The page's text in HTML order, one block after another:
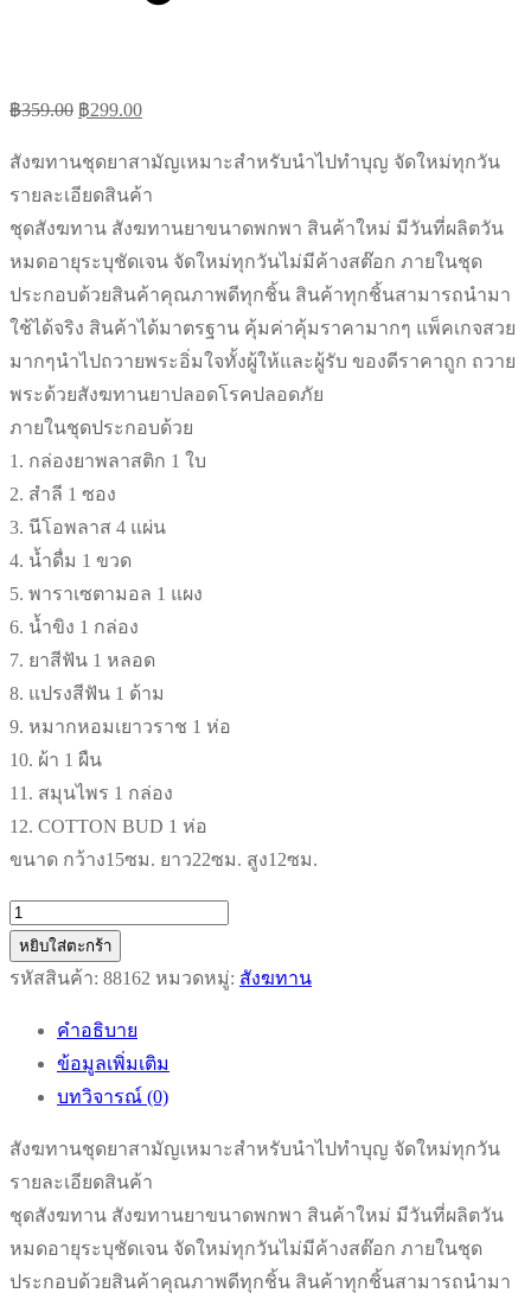
฿359.00 Original
was:
฿359.00.
฿299.00Current
is:
฿299.00.
สังฆทานชุดยาสามัญเหมาะสำหรับนำไปทำบุญ จัดใหม่ทุกวัน
รายละเอียดสินค้า
ชุดสังฆทาน สังฆทานยาขนาดพกพา สินค้าใหม่ มีวันที่ผลิตวัน
หมดอายุระบุชัดเจน จัดใหม่ทุกวันไม่มีค้างสต๊อก ภายในชุด
ประกอบด้วยสินค้าคุณภาพดีทุกชิ้น สินค้าทุกชิ้นสามารถนำมา
ใช้ได้จริง สินค้าได้มาตรฐาน คุ้มค่าคุ้มราคามากๆ แพ็คเกจสวย
มากๆนำไปถวายพระอิ่มใจทั้งผู้ให้และผู้รับ ของดีราคาถูก ถวาย
พระด้วยสังฆทานยาปลอดโรคปลอดภัย
ภายในชุดประกอบด้วย
1. กล่องยาพลาสติก 1 ใบ
2. สำลี 1 ซอง
3. นีโอพลาส 4 แผ่น
4. น้ำดื่ม 1 ขวด
5. พาราเซตามอล 1 แผง
6. น้ำขิง 1 กล่อง
7. ยาสีฟัน 1 หลอด
8. แปรงสีฟัน 1 ด้าม
9. หมากหอมเยาวราช 1 ห่อ
10. ผ้า 1 ผืน
11. สมุนไพร 1 กล่อง
12. COTTON BUD 1 ห่อ
ขนาด กว้าง15ซม. ยาว22ซม. สูง12ซม.
จำนวน
สังฆทาน
ชุด
สามัญ
เหมาะ
สำหรับ
นำ
ไป
ทำบุญ
จัด
ใหม่
หยิบใส่ตะกร้า
รหัสสินค้า: 88162 หมวดหมู่: สังฆทาน
คำอธิบาย
ข้อมูลเพิ่มเติม
บทวิจารณ์ (0)
สังฆทานชุดยาสามัญเหมาะสำหรับนำไปทำบุญ จัดใหม่ทุกวัน
รายละเอียดสินค้า
ชุดสังฆทาน สังฆทานยาขนาดพกพา สินค้าใหม่ มีวันที่ผลิตวัน
หมดอายุระบุชัดเจน จัดใหม่ทุกวันไม่มีค้างสต๊อก ภายในชุด
ประกอบด้วยสินค้าคุณภาพดีทุกชิ้น สินค้าทุกชิ้นสามารถนำมา